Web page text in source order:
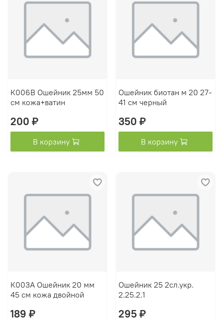
К006В Ошейник 25мм 50
см кожа+ватин
200 ₽
В корзину
Ошейник биотан м 20 27-
41 см черный
350 ₽
В корзину
К003А Ошейник 20 мм
45 см кожа двойной
189 ₽
Ошейник 25 2сл.укр.
2.25.2.1
295 ₽